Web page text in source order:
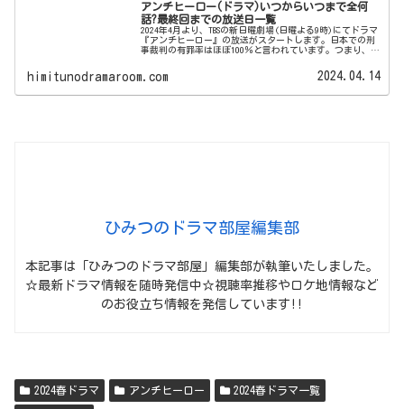
アンチヒーロー(ドラマ)いつからいつまで全何
話?最終回までの放送日一覧
2024年4月より、TBSの新日曜劇場(日曜よる9時)にてドラマ
『アンチヒーロー』の放送がスタートします。日本での刑
事裁判の有罪率はほぼ100％と言われています。つまり、検
himitunodramaroom.com 2024.04.14
ひみつのドラマ部屋編集部
本記事は「ひみつのドラマ部屋」編集部が執筆いたしました。
☆最新ドラマ情報を随時発信中☆視聴率推移やロケ地情報など
のお役立ち情報を発信しています!!
2024春ドラマ アンチヒーロー 2024春ドラマ一覧